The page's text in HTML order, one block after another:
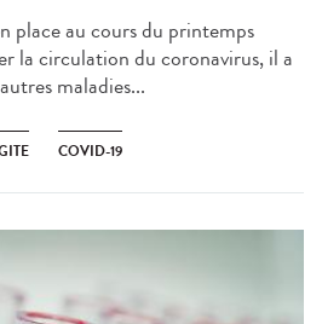
place au cours du printemps
la circulation du coronavirus, il a
maladies...
COVID-19